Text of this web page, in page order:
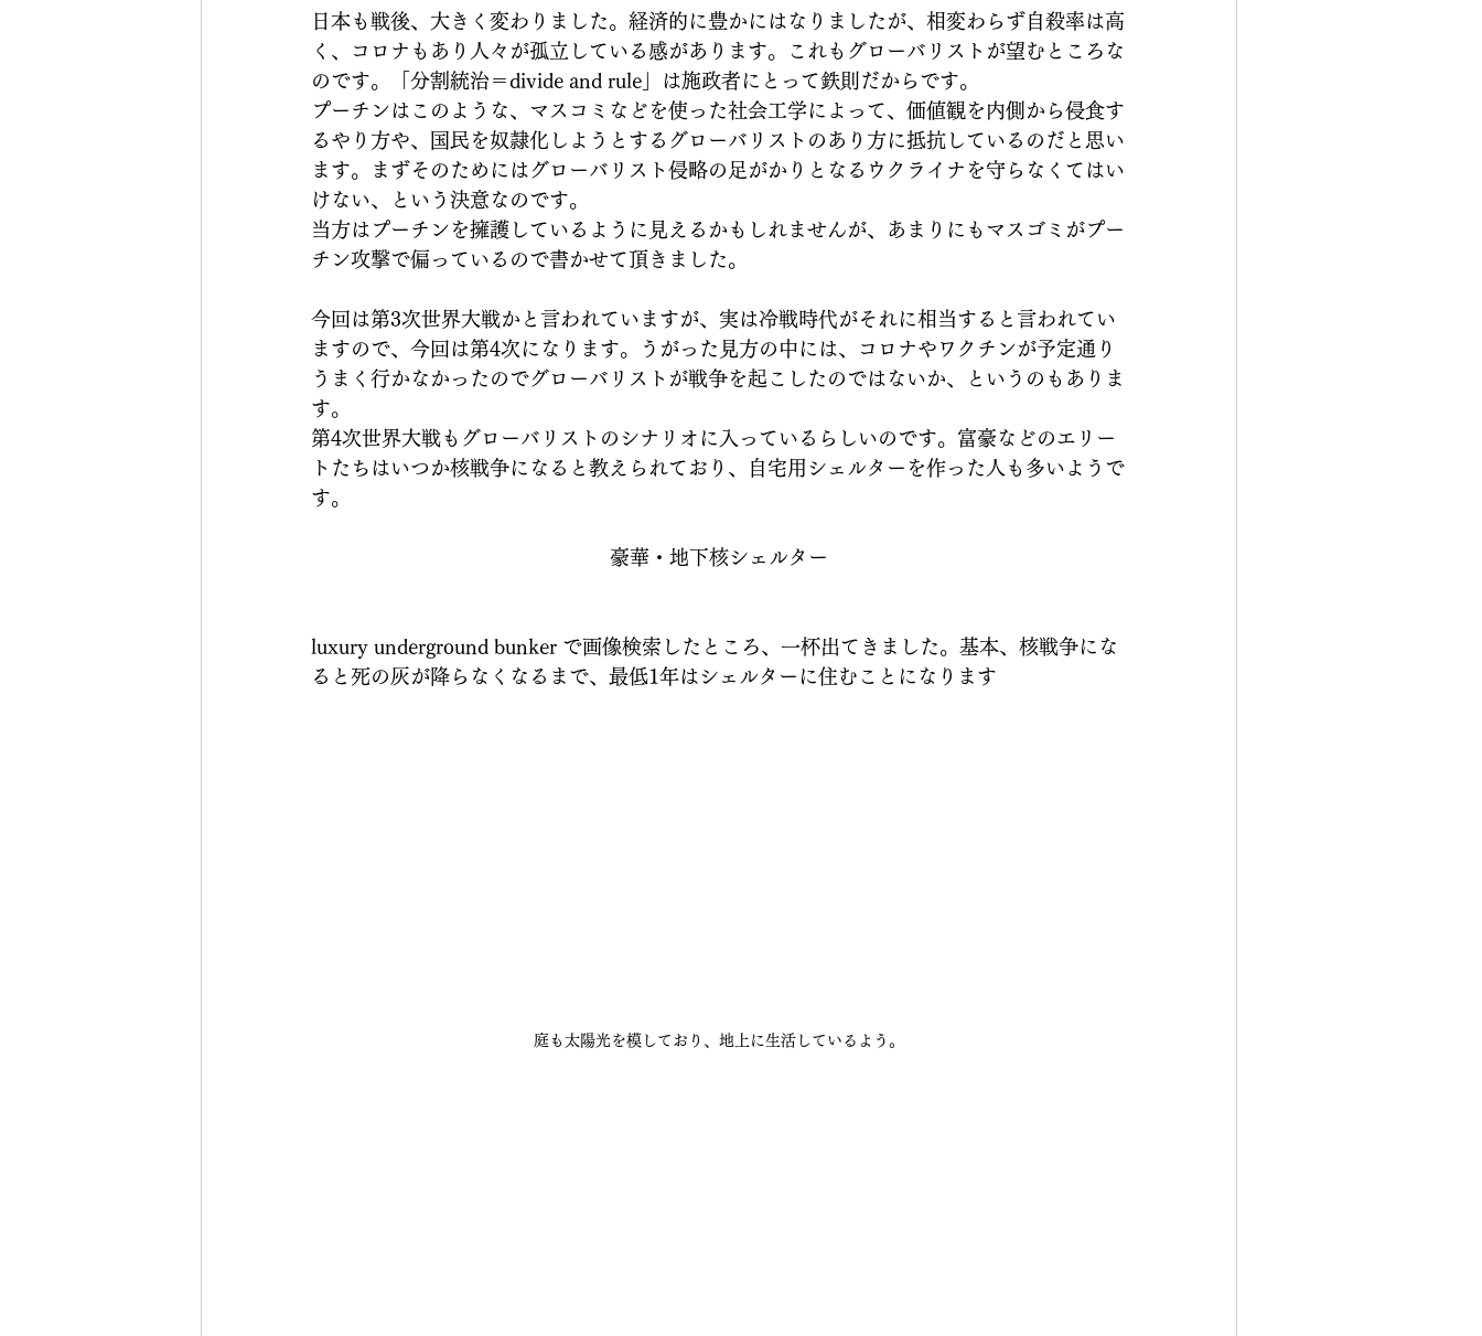
日本も戦後、大きく変わりました。経済的に豊かにはなりましたが、相変わらず自殺率は高
く、コロナもあり人々が孤立している感があります。これもグローバリストが望むところな
のです。「分割統治＝divide and rule」は施政者にとって鉄則だからです。
プーチンはこのような、マスコミなどを使った社会工学によって、価値観を内側から侵食す
るやり方や、国民を奴隷化しようとするグローバリストのあり方に抵抗しているのだと思い
ます。まずそのためにはグローバリスト侵略の足がかりとなるウクライナを守らなくてはい
けない、という決意なのです。
当方はプーチンを擁護しているように見えるかもしれませんが、あまりにもマスゴミがプー
チン攻撃で偏っているので書かせて頂きました。
今回は第3次世界大戦かと言われていますが、実は冷戦時代がそれに相当すると言われてい
ますので、今回は第4次になります。うがった見方の中には、コロナやワクチンが予定通り
うまく行かなかったのでグローバリストが戦争を起こしたのではないか、というのもありま
す。
第4次世界大戦もグローバリストのシナリオに入っているらしいのです。富豪などのエリー
トたちはいつか核戦争になると教えられており、自宅用シェルターを作った人も多いようで
す。
豪華・地下核シェルター
luxury underground bunker で画像検索したところ、一杯出てきました。基本、核戦争にな
ると死の灰が降らなくなるまで、最低1年はシェルターに住むことになります
庭も太陽光を模しており、地上に生活しているよう。